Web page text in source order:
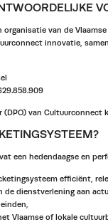
organisatie van de
innovatie,
van
een hedendaagse en
efficiënt,
de dienstverlening aan
Vlaamse of lokale